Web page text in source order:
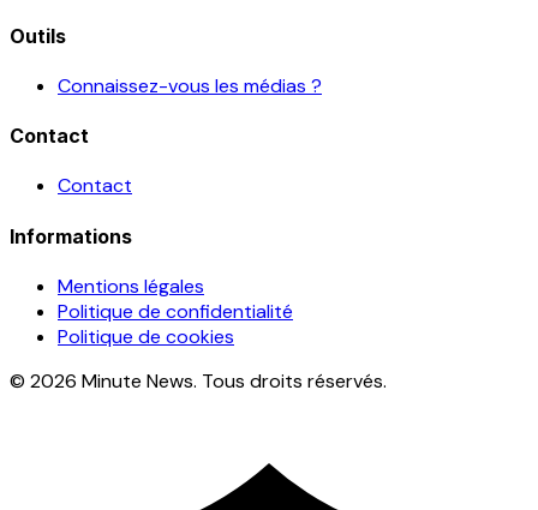
Outils
Connaissez-vous les médias ?
Contact
Contact
Informations
Mentions légales
Politique de confidentialité
Politique de cookies
© 2026 Minute News. Tous droits réservés.